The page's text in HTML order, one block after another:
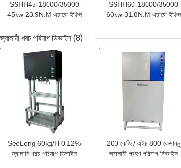
SSHH45-18000/35000
45kw 23.9N.M এয়ারো ইঞ্জিন
SSHH60-18000/35000
60kw 31.8N.M এয়ারো ইঞ্জিন
জ্বালানী খরচ পরিমাপ ডিভাইস (8)
SeeLong 60kg/H 0.12%
জ্বালানি খরচ পরিমাপ ডিভাইস
ভালো দাম
200 কেজি / এইচ 800 কেডাব্লু
জ্বালানী গ্রহণ পরিমাপ ডিভাইস
ভালো দাম